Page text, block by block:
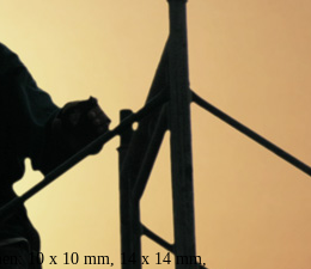
10 x 10 mm, 14 x 14 mm,